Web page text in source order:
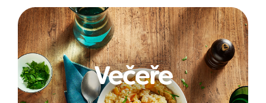
Večeře